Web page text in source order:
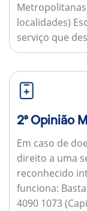
localidades)
serviço que
2ª Opinião
Em caso de
direito a uma
reconhecido
funciona:
4090 1073